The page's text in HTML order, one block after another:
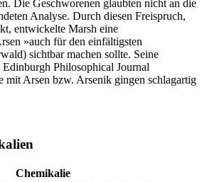
Die Geschworenen glaubten nicht an die
Analyse. Durch diesen Freispruch,
entwickelte Marsh eine
»auch für den einfältigsten
sichtbar machen sollte. Seine
Philosophical Journal
Arsen bzw. Arsenik gingen schlagartig
Chemikalie